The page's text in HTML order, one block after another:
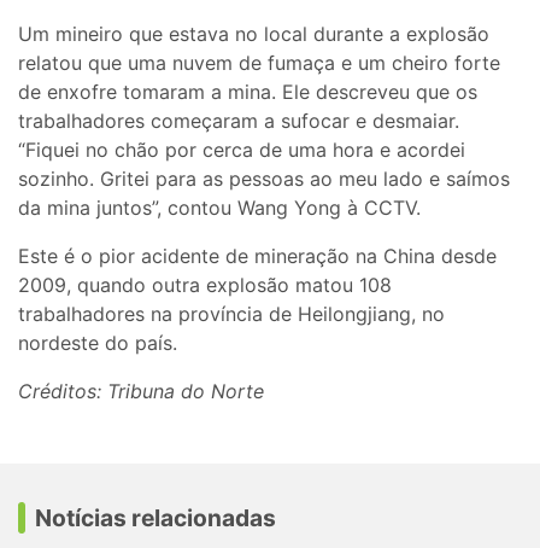
Um mineiro que estava no local durante a explosão
relatou que uma nuvem de fumaça e um cheiro forte
de enxofre tomaram a mina. Ele descreveu que os
trabalhadores começaram a sufocar e desmaiar.
“Fiquei no chão por cerca de uma hora e acordei
sozinho. Gritei para as pessoas ao meu lado e saímos
da mina juntos”, contou Wang Yong à CCTV.
Este é o pior acidente de mineração na China desde
2009, quando outra explosão matou 108
trabalhadores na província de Heilongjiang, no
nordeste do país.
Créditos: Tribuna do Norte
Notícias relacionadas